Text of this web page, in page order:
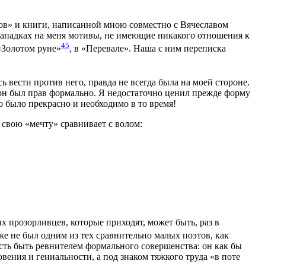
и книги, написанной мною совместно с Вячеславом
на меня мотивы, не имеющие никакого отношения к
руне»45, в «Перевале». Наша с ним переписка
против него, правда не всегда была на моей стороне.
был прав формально. Я недостаточно ценил прежде форму
прекрасно и необходимо в то время!
«мечту» сравнивает с волом:
которые приходят, может быть, раз в
не был одним из тех сравнительно малых поэтов, как
быть ревнителем формального совершенства: он как бы
и гениальности, а под знаком тяжкого труда «в поте